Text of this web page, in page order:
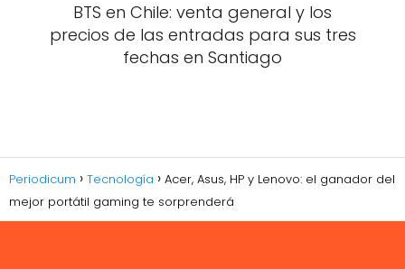
BTS en Chile: venta general y los
precios de las entradas para sus tres
fechas en Santiago
Periodicum Tecnología
Acer, Asus, HP y Lenovo: el ganador del
mejor portátil gaming te sorprenderá